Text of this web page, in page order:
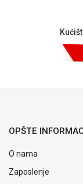
Saobraznost
reklamacije
Usluge
OPŠTE
O nama
Zaposlenje